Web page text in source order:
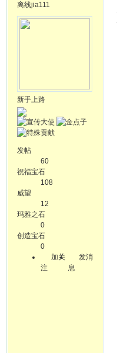
离线jia111
新手上路
发帖
60
祝福宝石
108
威望
12
玛雅之石
0
创造宝石
0
加关
注
发消
息